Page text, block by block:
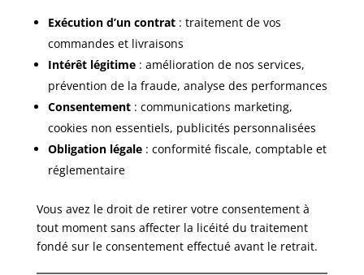
Exécution d’un contrat: traitement de vos
commandes et livraisons
Intérêt légitime: amélioration de nos services,
prévention de la fraude, analyse des performances
Consentement: communications marketing,
cookies non essentiels, publicités personnalisées
Obligation légale: conformité fiscale, comptable et
réglementaire
Vous avez le droit de retirer votre consentement à
tout moment sans affecter la licéité du traitement
fondé sur le consentement effectué avant le retrait.